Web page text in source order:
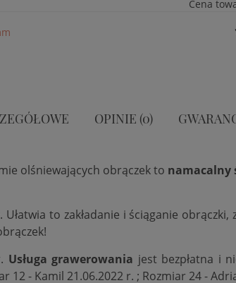
Cena
OPINIE (0)
olśniewających obrączek to namacalny
to zakładanie i ściąganie
Usługa grawerowania jest bezpłatna i
12 - Kamil 21.06.2022 r. ; Rozmiar 24 -